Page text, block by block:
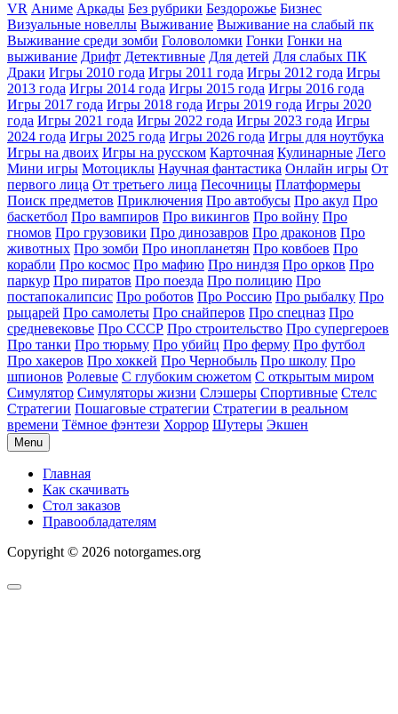
VR Аниме Аркады Без рубрики Бездорожье Бизнес
Визуальные новеллы Выживание Выживание на слабый пк
Выживание среди зомби Головоломки Гонки Гонки на
выживание Дрифт Детективные Для детей Для слабых ПК
Драки Игры 2010 года Игры 2011 года Игры 2012 года Игры
2013 года Игры 2014 года Игры 2015 года Игры 2016 года
Игры 2017 года Игры 2018 года Игры 2019 года Игры 2020
года Игры 2021 года Игры 2022 года Игры 2023 года Игры
2024 года Игры 2025 года Игры 2026 года Игры для ноутбука
Игры на двоих Игры на русском Карточная Кулинарные Лего
Мини игры Мотоциклы Научная фантастика Онлайн игры От
первого лица От третьего лица Песочницы Платформеры
Поиск предметов Приключения Про автобусы Про акул Про
баскетбол Про вампиров Про викингов Про войну Про
гномов Про грузовики Про динозавров Про драконов Про
животных Про зомби Про инопланетян Про ковбоев Про
корабли Про космос Про мафию Про ниндзя Про орков Про
паркур Про пиратов Про поезда Про полицию Про
постапокалипсис Про роботов Про Россию Про рыбалку Про
рыцарей Про самолеты Про снайперов Про спецназ Про
средневековье Про СССР Про строительство Про супергероев
Про танки Про тюрьму Про убийц Про ферму Про футбол
Про хакеров Про хоккей Про Чернобыль Про школу Про
шпионов Ролевые С глубоким сюжетом С открытым миром
Симулятор Симуляторы жизни Слэшеры Спортивные Стелс
Стратегии Пошаговые стратегии Стратегии в реальном
времени Тёмное фэнтези Хоррор Шутеры Экшен
Menu
Главная
Как скачивать
Стол заказов
Правообладателям
Copyright © 2026 notorgames.org
Scroll